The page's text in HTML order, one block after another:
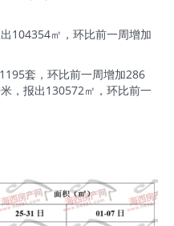
㎡，环比前一周增加
套，环比前一周增加286
，报出130572㎡，环比前一